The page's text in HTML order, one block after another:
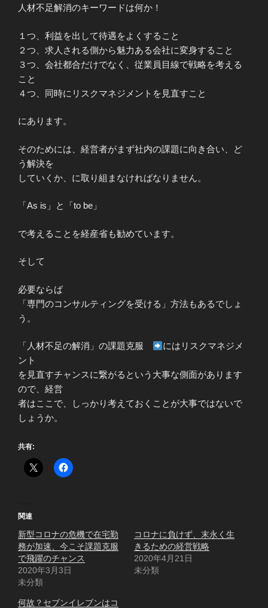
人材不足解消のキーワードは何か！
１つ、利益を出して待遇をよくすること
２つ、求人される側から魅力ある会社に変身すること
３つ、会社都合だけでなく、従業員目線で戦略を考える
こと
４つ、同時にリスクマネジメントを見直すこと
にあります。
そのためには、経営者がまず社内の課題に向き合い、ど
う解決を
していくか、に取り組まなければなりません。
「As is」と「to be」
で考えることを経産省も勧めています。
そして
必要ならば
「専門のコンサルティングを受ける」方法もあるでしょ
う。
「人材不足の解消」の課題克服
にはリスクマネジメ
ント
を見直すチャンスに繋がるという大事な側面があります
ので、経営
者はここで、しっかり考えておくことが大事ではないで
しょうか。
共有:
関連
新型コロナの危機で在宅勤
務が加速、今こそ課題克服
で飛躍のチャンス
2020年3月3日
未分類
コロナに負けず、末永く生
きるための経営戦略
2020年4月21日
未分類
何故？セブンイレブンはコ